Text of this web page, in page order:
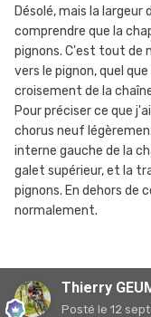
Désolé, mais la
comprendre que la
pignons. C'est tout de
vers le pignon, quel
croisement de la
Pour préciser ce que
chorus neuf
interne gauche de la
galet supérieur, et la
pignons. En dehors de
normalement.
Thierry
Posté le 12